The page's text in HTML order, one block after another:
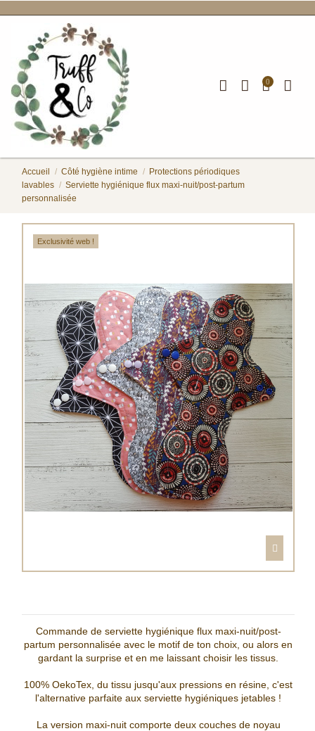
0
Accueil Côté hygiène intime
Protections périodiques
lavables
Serviette hygiénique flux maxi-nuit/post-partum
personnalisée
Exclusivité web !
Commande de serviette hygiénique flux maxi-nuit/post-
partum personnalisée avec le motif de ton choix, ou alors en
gardant la surprise et en me laissant choisir les tissus.
100% OekoTex, du tissu jusqu'aux pressions en résine, c'est
l'alternative parfaite aux serviette hygiéniques jetables !
La version maxi-nuit comporte deux couches de noyau